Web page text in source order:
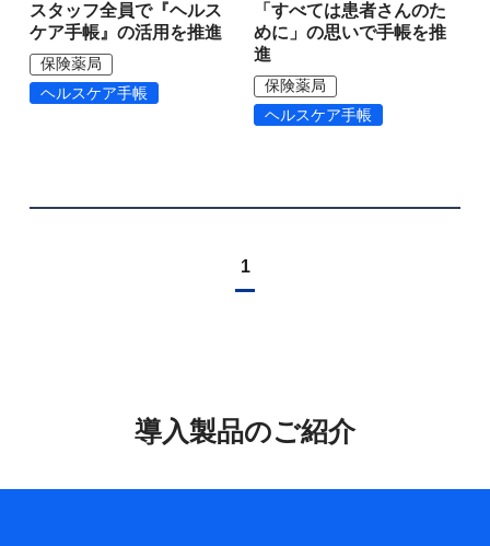
スタッフ全員で『ヘルス
ケア手帳』の活用を推進
保険薬局
ヘルスケア手帳
「すべては患者さんのた
めに」の思いで手帳を推
進
保険薬局
ヘルスケア手帳
1
導入製品のご紹介